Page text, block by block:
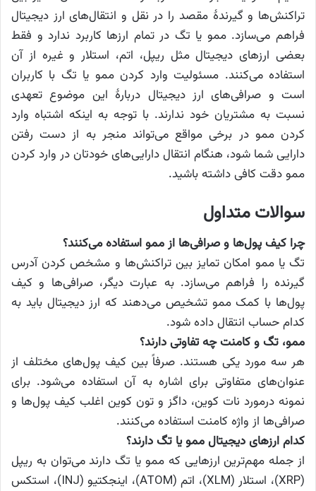
تراکنش‌ها و گیرندهٔ مقصد را در نقل و انتقال‌های ارز دیجیتال
فراهم می‌سازد. ممو یا تگ در تمام ارزها کاربرد ندارد و فقط
بعضی ارزهای دیجیتال مثل ریپل، اتم، استلار و غیره از آن
استفاده می‌کنند. مسئولیت وارد کردن ممو یا تگ با کاربران
است و صرافی‌های ارز دیجیتال دربارهٔ این موضوع تعهدی
نسبت به مشتریان خود ندارند. با توجه به اینکه اشتباه وارد
کردن ممو در برخی مواقع می‌تواند منجر به از دست رفتن
دارایی شما شود، هنگام انتقال دارایی‌های خودتان در وارد کردن
ممو دقت کافی داشته باشید.
سوالات متداول
چرا کیف پول‌ها و صرافی‌ها از ممو استفاده می‌کنند؟
تگ یا ممو امکان تمایز بین تراکنش‌ها و مشخص کردن آدرس
گیرنده را فراهم می‌سازد. به عبارت دیگر، صرافی‌ها و کیف
پول‌ها با کمک ممو تشخیص می‌دهند که ارز دیجیتال باید به
کدام حساب انتقال داده شود.
ممو، تگ و کامنت چه تفاوتی دارند؟
هر سه مورد یکی هستند. صرفاً بین کیف پول‌های مختلف از
عنوان‌های متفاوتی برای اشاره به آن استفاده می‌شود. برای
نمونه درمورد نات کوین، داگز و تون کوین اغلب کیف پول‌ها و
صرافی‌ها از واژه کامنت استفاده می‌کنند.
کدام ارزهای دیجیتال ممو یا تگ دارند؟
از جمله مهم‌ترین ارزهایی که ممو یا تگ دارند می‌توان به ریپل
(XRP)، استلار (XLM)، اتم (ATOM)، اینجکتیو (INJ)، استکس